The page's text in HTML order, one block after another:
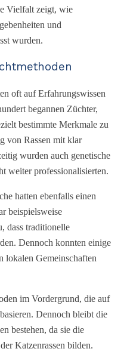
Vielfalt zeigt, wie
und
wurden.
oft auf Erfahrungswissen
begannen Züchter,
bestimmte Merkmale zu
von Rassen mit klar
wurden auch genetische
weiter professionalisierten.
hatten ebenfalls einen
beispielsweise
dass traditionelle
Dennoch konnten einige
lokalen Gemeinschaften
im Vordergrund, die auf
Dennoch bleibt die
bestehen, da sie die
Katzenrassen bilden.